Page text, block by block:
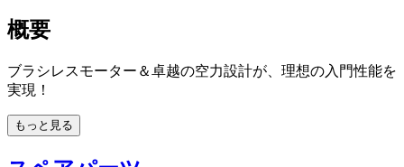
概要
ブラシレスモーター＆卓越の空力設計が、理想の入門性能を
実現！
もっと見る